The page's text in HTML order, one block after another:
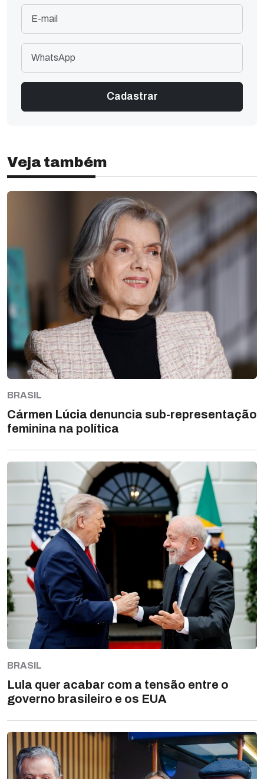
Veja também
BRASIL
Cármen Lúcia denuncia sub-representação
feminina na política
BRASIL
Lula quer acabar com a tensão entre o
governo brasileiro e os EUA